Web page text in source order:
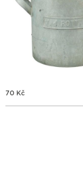
70 Kč